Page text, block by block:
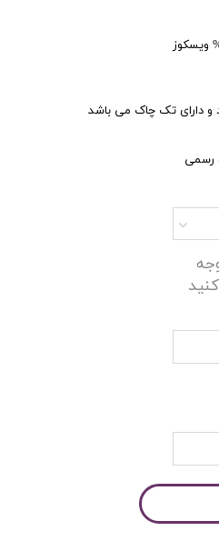
دارای تک چاک می باشد
رسمی